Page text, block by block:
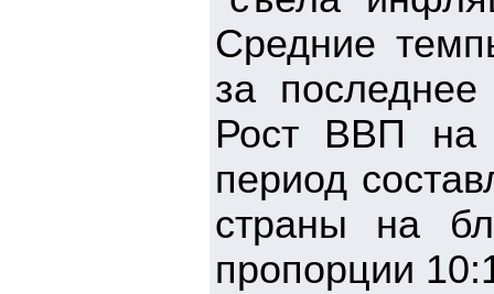
Средние
за
Рост ВВП на
период
страны на
пропорции